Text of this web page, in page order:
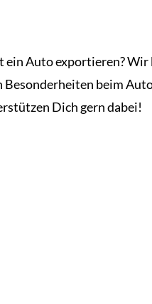
ein Auto exportieren? Wir
Besonderheiten beim
Dich gern dabei!